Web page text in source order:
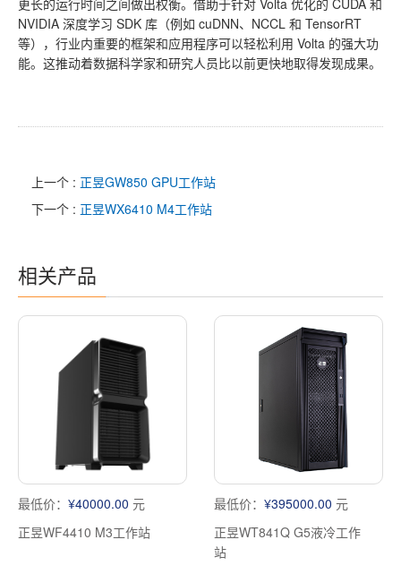
更长的运行时间之间做出权衡。借助于针对 Volta 优化的 CUDA 和
NVIDIA 深度学习 SDK 库（例如 cuDNN、NCCL 和 TensorRT
等），行业内重要的框架和应用程序可以轻松利用 Volta 的强大功
能。这推动着数据科学家和研究人员比以前更快地取得发现成果。
上一个 : 正昱GW850 GPU工作站
下一个 : 正昱WX6410 M4工作站
相关产品
最低价： ¥40000.00 元
正昱WF4410 M3工作站
最低价： ¥395000.00 元
正昱WT841Q G5液冷工作
站